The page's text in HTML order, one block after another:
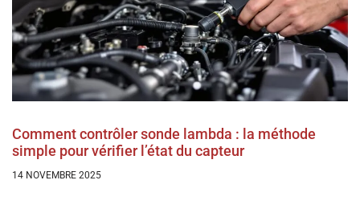
Comment contrôler sonde lambda : la méthode
simple pour vérifier l’état du capteur
14 NOVEMBRE 2025